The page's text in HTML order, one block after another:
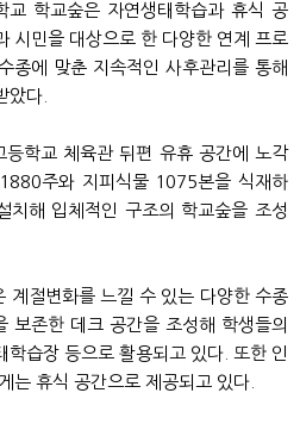
교 학교숲은 자연생태학습과 휴식 공
시민을 대상으로 한 다양한 연계 프로
종에 맞춘 지속적인 사후관리를 통해
았다.
학교 체육관 뒤편 유휴 공간에 노각
주와 지피식물 1075본을 식재하
치해 입체적인 구조의 학교숲을 조성
계절변화를 느낄 수 있는 다양한 수종
보존한 데크 공간을 조성해 학생들의
습장 등으로 활용되고 있다. 또한 인
는 휴식 공간으로 제공되고 있다.